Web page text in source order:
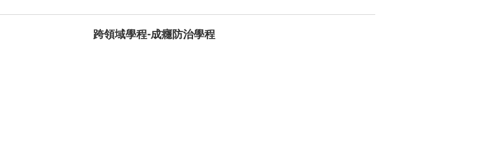
跨領域學程-成癮防治學程